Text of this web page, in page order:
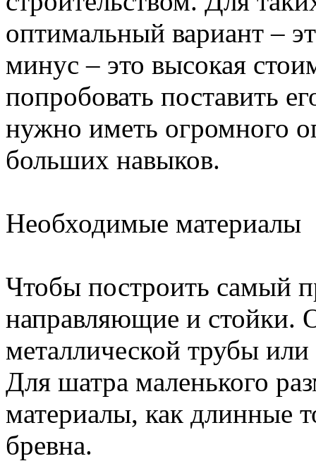
оптимальный вариант –
минус – это высокая
попробовать поставить
нужно иметь огромного
больших навыков.
Необходимые материалы
Чтобы построить самый
направляющие и стойки.
металлической трубы
Для шатра маленького
материалы, как длинные
бревна.